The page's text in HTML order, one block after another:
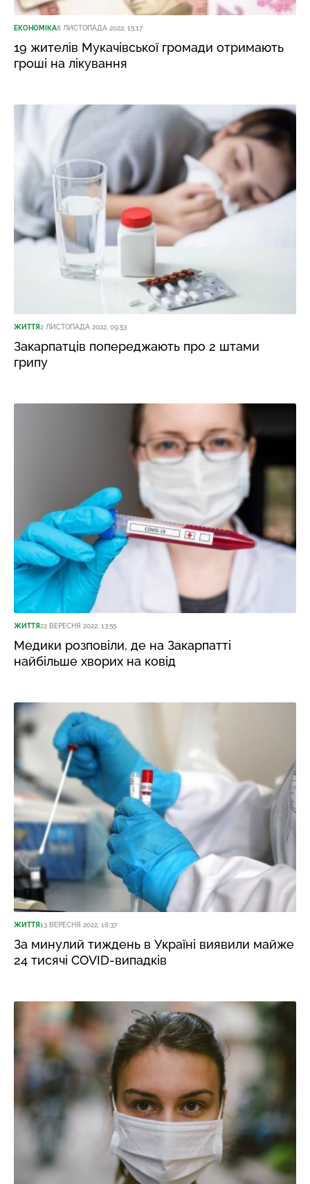
ЕКОНОМІКА8 ЛИСТОПАДА 2022, 15:17
19 жителів Мукачівської громади отримають
гроші на лікування
ЖИТТЯ2 ЛИСТОПАДА 2022, 09:53
Закарпатців попереджають про 2 штами
грипу
ЖИТТЯ22 ВЕРЕСНЯ 2022, 13:55
Медики розповіли, де на Закарпатті
найбільше хворих на ковід
ЖИТТЯ13 ВЕРЕСНЯ 2022, 16:37
За минулий тиждень в Україні виявили майже
24 тисячі COVID-випадків